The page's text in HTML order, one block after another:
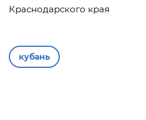
Краснодарского края
кубань